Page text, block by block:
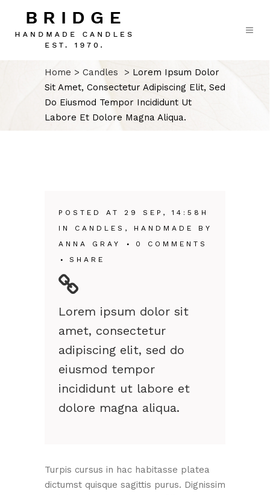
Home > Candles > Lorem Ipsum Dolor
Sit Amet, Consectetur Adipiscing Elit, Sed
Do Eiusmod Tempor Incididunt Ut
Labore Et Dolore Magna Aliqua.
POSTED AT 29 SEP, 14:58H
IN CANDLES , HANDMADE
BY
ANNA GRAY
0 COMMENTS
SHARE
Lorem ipsum dolor sit
amet, consectetur
adipiscing elit, sed do
eiusmod tempor
incididunt ut labore et
dolore magna aliqua.
Turpis cursus in hac habitasse platea
dictumst quisque sagittis purus. Dignissim